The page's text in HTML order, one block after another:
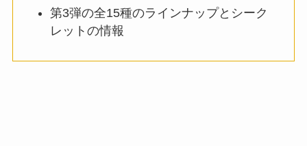
第3弾の全15種のラインナップとシーク
レットの情報